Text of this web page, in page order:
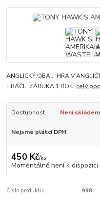
ANGLICKÝ OBAL HRA V
HRÁČE ZÁRUKA 1 ROK celý
Dostupnost Není skladem
Nejsme plátci DPH
450 Kč/ks
Momentálně není k dispozici
Číslo produktu: 998